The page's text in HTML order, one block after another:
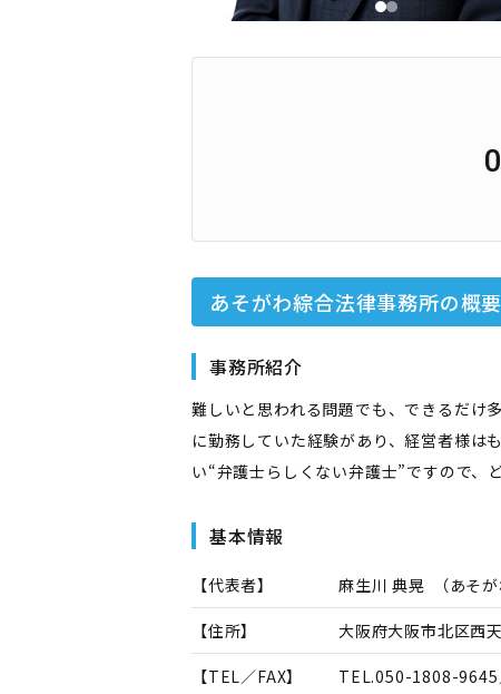
あそがわ綜合法律事務所の概要
事務所紹介
難しいと思われる問題でも、できるだけ
に勤務していた経験があり、経営者様は
い“弁護士らしくない弁護士”ですので、
基本情報
【代表者】 麻生川 典晃 （あそ
【住所】 大阪府大阪市北区西
【TEL／FAX】 TEL.050-1808-9645